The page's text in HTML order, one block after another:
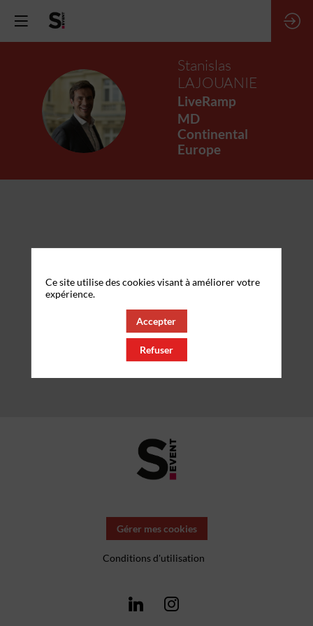
SL
Stanislas
LAJOUANIE
LiveRamp
MD
Continental
Europe
Gérer mes cookies
Conditions d'utilisation
Ce site utilise des cookies visant à améliorer votre
expérience.
Accepter
Refuser